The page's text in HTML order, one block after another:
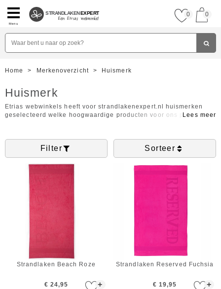
Menu
STRANDLAKENEXPERT 0 0
Home > Merkenoverzicht > Huismerk
Huismerk
Etrias webwinkels heeft voor strandlakenexpert.nl huismerken
geselecteerd welke hoogwaardige producten voor ons produceren
de filter aan de linkerkant van uw scherm gebruiken om de
gewenste maat, soort en kleur te selecteren of op onderstaande
afbeeldingen klikken voor meer informatie en om direct uw
strandlaken te kopen.
Filter Sorteer
+
Strandlaken Beach Roze
€ 24,95 +
Strandlaken Reserved Fuchsia
€ 19,95